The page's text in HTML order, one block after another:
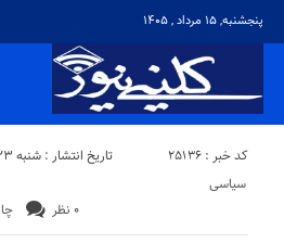
پنجشنبه, ۱۵ مرداد , ۱۴۰۵
کد خبر : 25136 تاریخ انتشار : شنبه ۲۳ فروردین ۱۴۰۴ - ۸:۲۲
۰ نظر
سیاسی